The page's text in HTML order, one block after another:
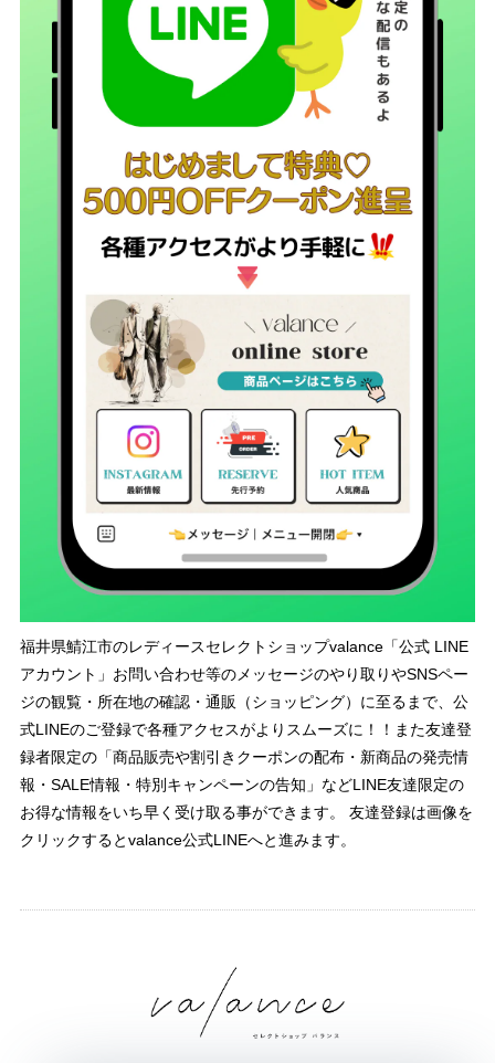
福井県鯖江市のレディースセレクトショップvalance「公式 LINE
アカウント」お問い合わせ等のメッセージのやり取りやSNSペー
ジの観覧・所在地の確認・通販（ショッピング）に至るまで、公
式LINEのご登録で各種アクセスがよりスムーズに！！また友達登
録者限定の「商品販売や割引きクーポンの配布・新商品の発売情
報・SALE情報・特別キャンペーンの告知」などLINE友達限定の
お得な情報をいち早く受け取る事ができます。 友達登録は画像を
クリックするとvalance公式LINEへと進みます。